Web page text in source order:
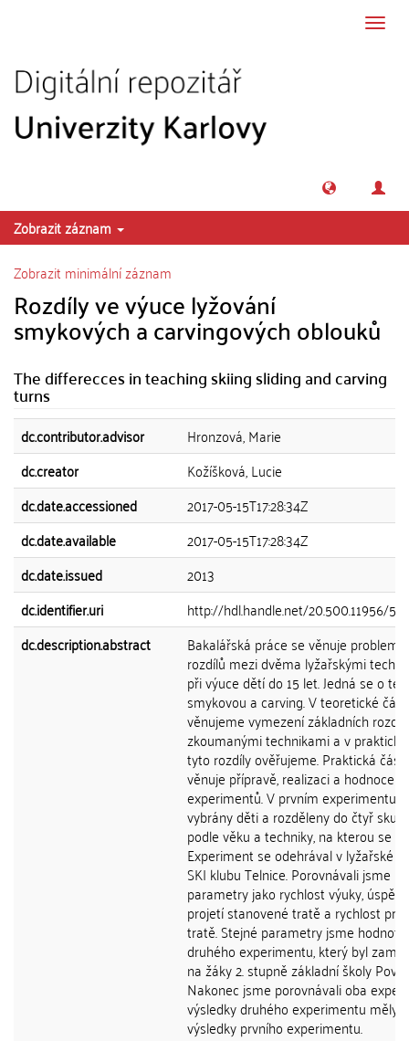
Zobrazit záznam
Zobrazit minimální záznam
Rozdíly ve výuce lyžování
smykových a carvingových oblouků
The differecces in teaching skiing sliding and carving
turns
dc.contributor.advisor
Hronzová, Marie
dc.creator
Kožíšková, Lucie
dc.date.accessioned
2017-05-15T17:28:34Z
dc.date.available
2017-05-15T17:28:34Z
dc.date.issued
2013
dc.identifier.uri
http://hdl.handle.net/20.500.11956/
dc.description.abstract
Bakalářská práce se věnuje
rozdílů mezi dvěma lyžařskými
při výuce dětí do 15 let. Jedná se o
smykovou a carving. V teoretické
věnujeme vymezení základních
zkoumanými technikami a v
tyto rozdíly ověřujeme. Praktická část
věnuje přípravě, realizaci a
experimentů. V prvním experimentu
vybrány děti a rozděleny do čtyř
podle věku a techniky, na kterou se
Experiment se odehrával v lyžařské
SKI klubu Telnice. Porovnávali jsme
parametry jako rychlost výuky,
projetí stanovené tratě a rychlost
tratě. Stejné parametry jsme
druhého experimentu, který byl
na žáky 2. stupně základní školy
Nakonec jsme porovnávali oba
výsledky druhého experimentu měly
výsledky prvního experimentu.